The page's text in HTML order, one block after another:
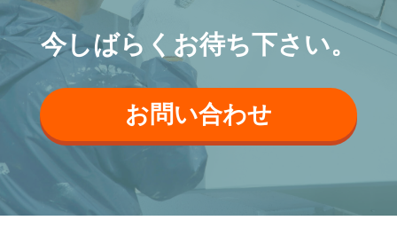
今しばらくお待ち下さい。
お問い合わせ